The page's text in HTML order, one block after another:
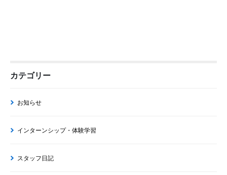
カテゴリー
お知らせ
インターンシップ・体験学習
スタッフ日記